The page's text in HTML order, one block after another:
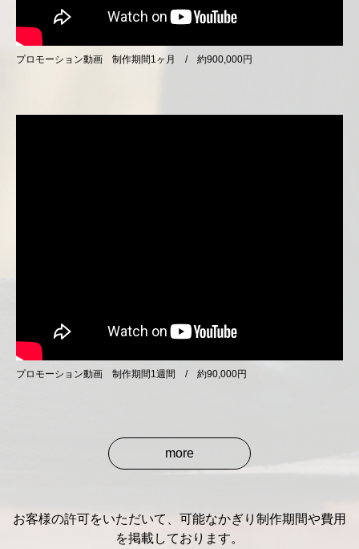
プロモーション動画 制作期間1ヶ月 / 約900,000円
プロモーション動画 制作期間1週間 / 約90,000円
more
お客様の許可をいただいて、可能なかぎり制作期間や費用
を掲載しております。